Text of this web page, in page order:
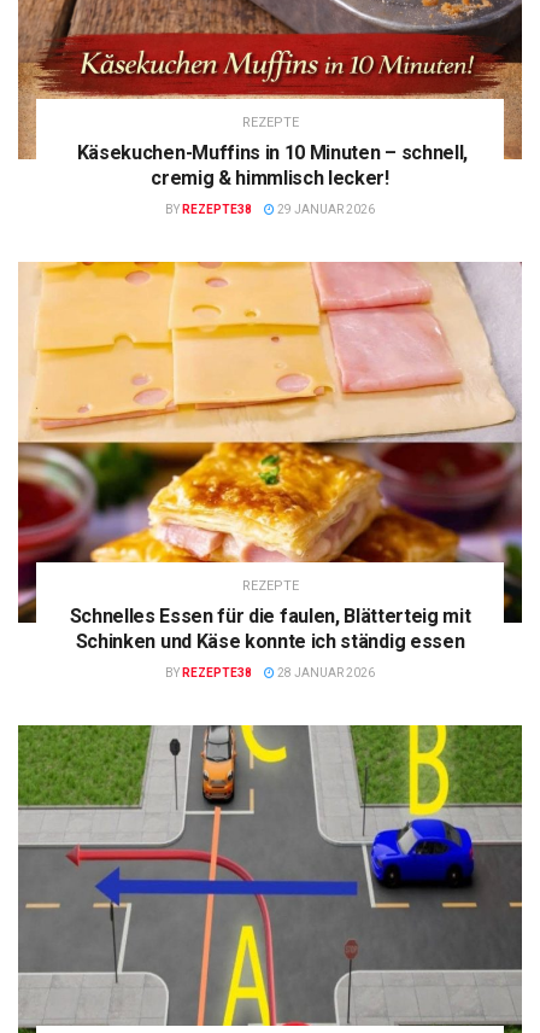
REZEPTE
Käsekuchen-Muffins in 10 Minuten – schnell,
cremig & himmlisch lecker!
BY REZEPTE38 29 JANUAR 2026
REZEPTE
Schnelles Essen für die faulen, Blätterteig mit
Schinken und Käse konnte ich ständig essen
BY REZEPTE38 28 JANUAR 2026